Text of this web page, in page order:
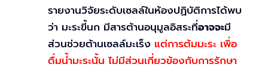
รายงานวิจัยระดับเซลล์ในห้องปฏิบัติการได้พบ
ว่า มะระขี้นก มีสารต้านอนุมูลอิสระที่อาจจะมี
ส่วนช่วยต้านเซลล์มะเร็ง แต่การต้มมะระ เพื่อ
ดื่มน้ำมะระนั้น ไม่มีส่วนเกี่ยวข้องกับการรักษา